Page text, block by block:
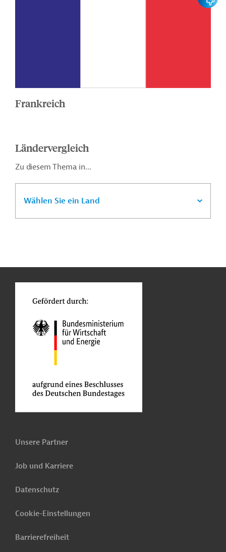
Frankreich
Ländervergleich
Zu diesem Thema in...
Wählen Sie ein Land
Unsere Partner
Job und Karriere
Datenschutz
Cookie-Einstellungen
Barrierefreiheit